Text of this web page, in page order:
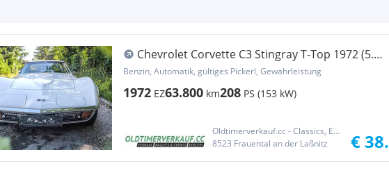
Chevrolet Corvette C3 Stingray T-Top 1972 (5.7l
V8)
Benzin, Automatik, gültiges Pickerl, Gewährleistung
1972 EZ63.800 km208 PS (153 kW)
Oldtimerverkauf.cc - Classics, Exotics & Sports Cars
8523 Frauental an der Laßnitz
€